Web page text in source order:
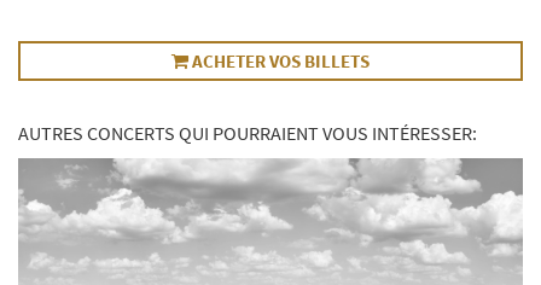
ACHETER VOS BILLETS
AUTRES CONCERTS QUI POURRAIENT VOUS INTÉRESSER: